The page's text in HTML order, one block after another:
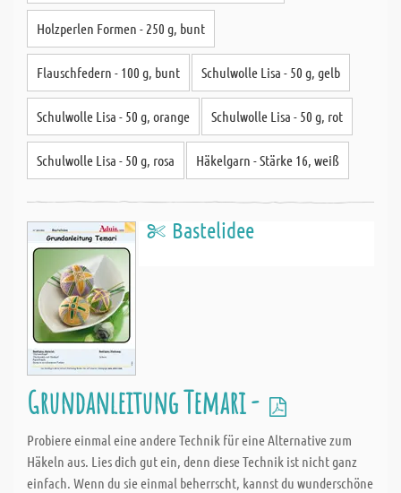
Holzperlen Formen - 250 g, bunt
Flauschfedern - 100 g, bunt Schulwolle Lisa - 50 g, gelb
Schulwolle Lisa - 50 g, orange Schulwolle Lisa - 50 g, rot
Schulwolle Lisa - 50 g, rosa Häkelgarn - Stärke 16, weiß
Bastelidee
Grundanleitung Temari -
Probiere einmal eine andere Technik für eine Alternative zum
Häkeln aus. Lies dich gut ein, denn diese Technik ist nicht ganz
einfach. Wenn du sie einmal beherrscht, kannst du wunderschöne